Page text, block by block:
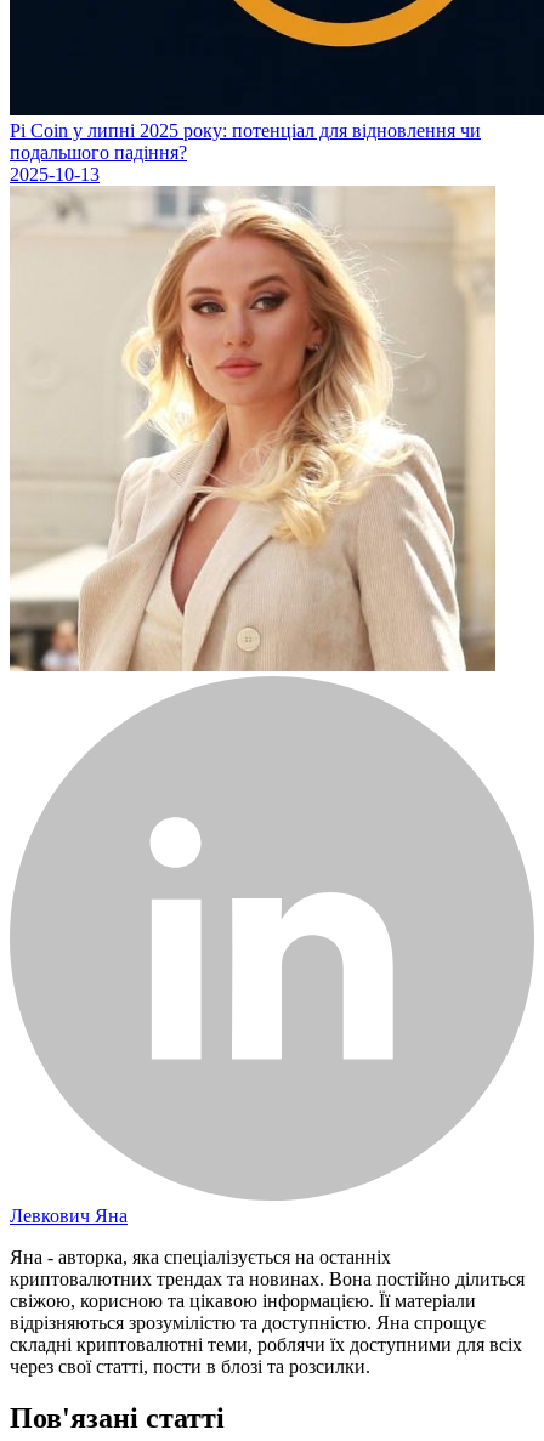
Pi Coin у липні 2025 року: потенціал для відновлення чи
подальшого падіння?
2025-10-13
Левкович Яна
Яна - авторка, яка спеціалізується на останніх
криптовалютних трендах та новинах. Вона постійно ділиться
свіжою, корисною та цікавою інформацією. Її матеріали
відрізняються зрозумілістю та доступністю. Яна спрощує
складні криптовалютні теми, роблячи їх доступними для всіх
через свої статті, пости в блозі та розсилки.
Пов'язані статті